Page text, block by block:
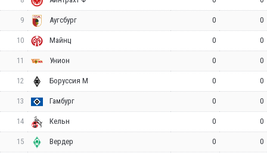
9 Аугсбург 0 0
10 Майнц 0 0
11 Унион 0 0
12 Боруссия М 0 0
13 Гамбург 0 0
14 Кельн 0 0
15 Вердер 0 0